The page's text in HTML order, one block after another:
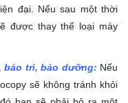
đại. Nếu sau một thời
được thay thế loại máy
bảo trì, bảo dưỡng: Nếu
sẽ không tránh khỏi